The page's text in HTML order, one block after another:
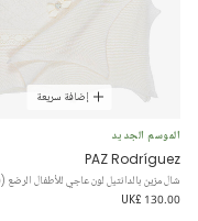
إضافة سريعة
الموسم الجديد
PAZ Rodríguez
شال مزين بالدانتيل لون عاجي للأطفال الرضع (100 سم)
UK£ 130.00